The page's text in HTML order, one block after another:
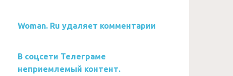
Woman. Ru удаляет комментарии
В соцсети Телеграме
неприемлемый контент.